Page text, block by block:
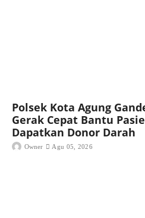
Polsek Kota Agung
Gerak Cepat Bantu
Dapatkan Donor Darah
Owner Agu 05, 2026